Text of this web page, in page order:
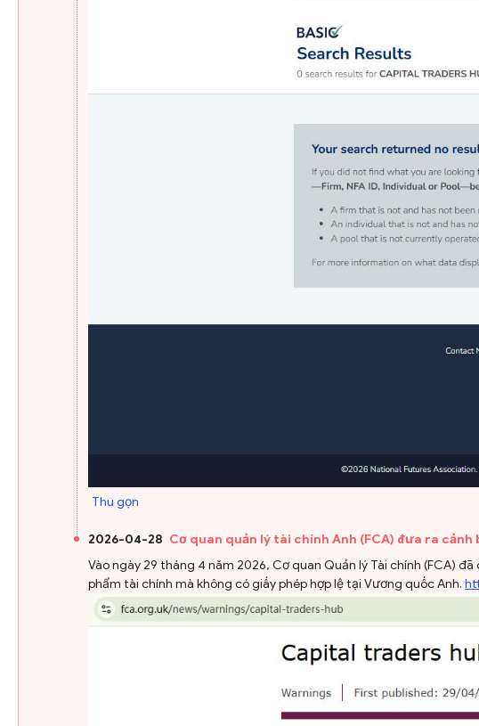
Thu gọn
2026-04-28 Cơ quan quản lý tài chính Anh (FCA) đưa ra
Vào ngày 29 tháng 4 năm 2026, Cơ quan Quản lý Tài chính (FCA)
phẩm tài chính mà không có giấy phép hợp lệ tại Vương quốc Anh.